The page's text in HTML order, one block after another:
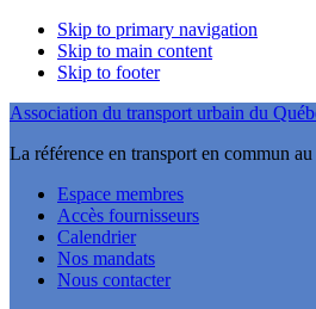
Skip to primary navigation
Skip to main content
Skip to footer
Association du transport urbain du
La référence en transport en commun
Espace membres
Accès fournisseurs
Calendrier
Nos mandats
Nous contacter